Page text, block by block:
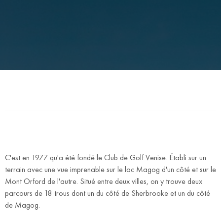
C'est en 1977 qu'a été fondé le Club de Golf Venise. Établi sur un
terrain avec une vue imprenable sur le lac Magog d'un côté et sur le
Mont Orford de l'autre. Situé entre deux villes, on y trouve deux
parcours de 18 trous dont un du côté de Sherbrooke et un du côté
de Magog.